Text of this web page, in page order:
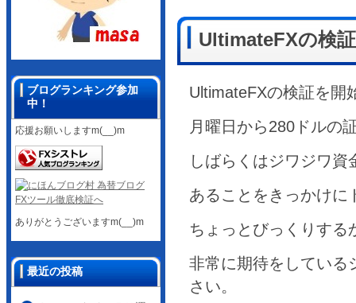
UltimateFXの検
UltimateFXの検証を開
月曜日から280ドルの
しばらくはジワジワ
あることをきっかけに
ちょっとびっくりする
非常に期待をしている
さい。
ブログランキング参加
中！
応援お願いしますm(__)m
ありがとうございますm(__)m
最近の投稿